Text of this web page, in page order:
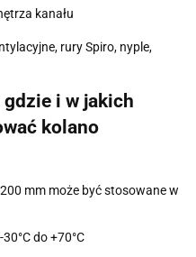
kanału
rury Spiro, nyple,
i w jakich
kolano
mm może być stosowane w
30°C do +70°C